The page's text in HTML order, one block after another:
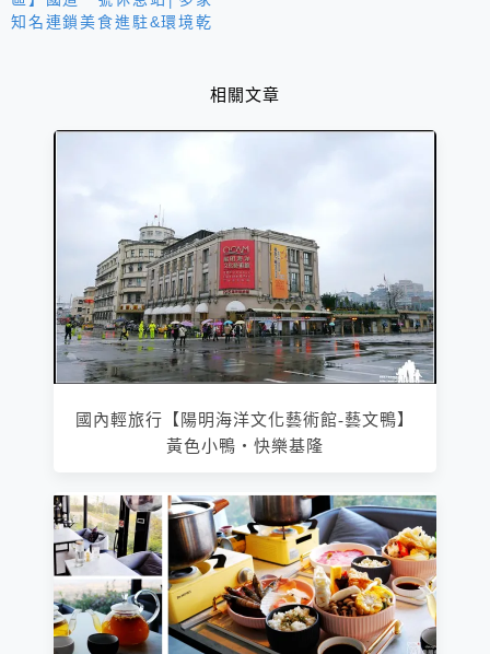
知名連鎖美食進駐&環境乾
相關文章
國內輕旅行【陽明海洋文化藝術館-藝文鴨】
黃色小鴨‧快樂基隆